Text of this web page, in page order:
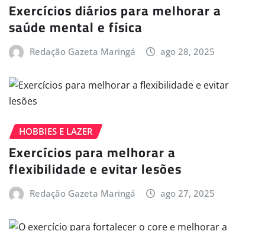
Exercícios diários para melhorar a
saúde mental e física
Redação Gazeta Maringá ago 28, 2025
HOBBIES E LAZER
Exercícios para melhorar a
flexibilidade e evitar lesões
Redação Gazeta Maringá ago 27, 2025